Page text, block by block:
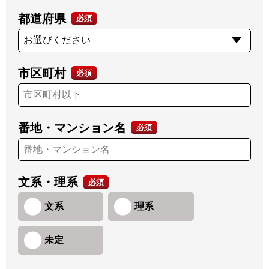
都道府県 必須
市区町村 必須
番地・マンション名 必須
文系・理系 必須
文系 理系
未定